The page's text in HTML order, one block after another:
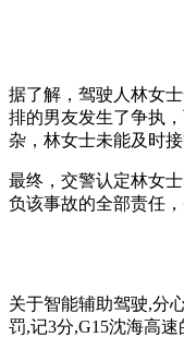
据了解，驾驶人林女
排的男友发生了争执
杂，林女士未能及时
最终，交警认定林女
负该事故的全部责任
关于智能辅助驾驶,分
罚,记3分,G15沈海高速